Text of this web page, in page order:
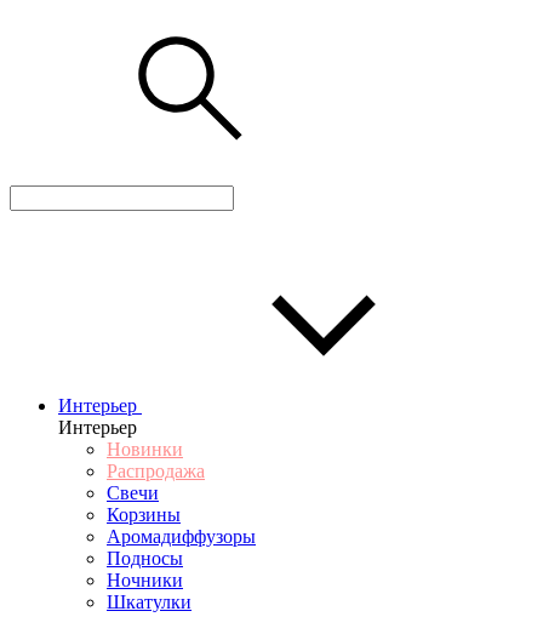
Интерьер
Интерьер
Новинки
Распродажа
Свечи
Корзины
Аромадиффузоры
Подносы
Ночники
Шкатулки